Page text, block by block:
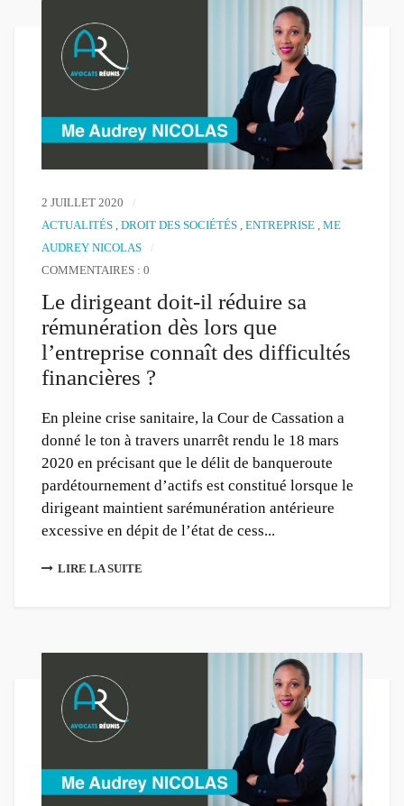
2 JUILLET 2020
ACTUALITÉS DROIT DES SOCIÉTÉS ENTREPRISE ME
AUDREY NICOLAS
COMMENTAIRES : 0
Le dirigeant doit-il réduire sa
rémunération dès lors que
l’entreprise connaît des difficultés
financières ?
En pleine crise sanitaire, la Cour de Cassation a
donné le ton à travers unarrêt rendu le 18 mars
2020 en précisant que le délit de banqueroute
pardétournement d’actifs est constitué lorsque le
dirigeant maintient sarémunération antérieure
excessive en dépit de l’état de cess...
LIRE LA SUITE